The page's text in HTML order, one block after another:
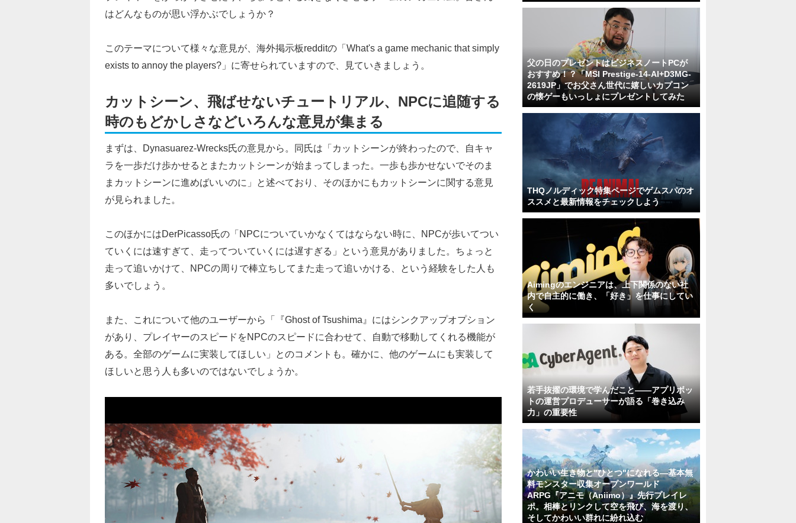
はどんなものが思い浮かぶでしょうか？
このテーマについて様々な意見が、海外掲示板redditの「What's a game mechanic that simply
exists to annoy the players?」に寄せられていますので、見ていきましょう。
カットシーン、飛ばせないチュートリアル、NPCに追随する
時のもどかしさなどいろんな意見が集まる
まずは、Dynasuarez-Wrecks氏の意見から。同氏は「カットシーンが終わったので、自キャ
ラを一歩だけ歩かせるとまたカットシーンが始まってしまった。一歩も歩かせないでそのま
まカットシーンに進めばいいのに」と述べており、そのほかにもカットシーンに関する意見
が見られました。
このほかにはDerPicasso氏の「NPCについていかなくてはならない時に、NPCが歩いてつい
ていくには速すぎて、走ってついていくには遅すぎる」という意見がありました。ちょっと
走って追いかけて、NPCの周りで棒立ちしてまた走って追いかける、という経験をした人も
多いでしょう。
また、これについて他のユーザーから「『Ghost of Tsushima』にはシンクアップオプション
があり、プレイヤーのスピードをNPCのスピードに合わせて、自動で移動してくれる機能が
ある。全部のゲームに実装してほしい」とのコメントも。確かに、他のゲームにも実装して
ほしいと思う人も多いのではないでしょうか。
父の日のプレゼントはビジネスノートPCが
おすすめ！？「MSI Prestige-14-AI+D3MG-
2619JP」でお父さん世代に嬉しいカプコン
の懐ゲーもいっしょにプレゼントしてみた
THQノルディック特集ページでゲムスパのオ
ススメと最新情報をチェックしよう
Aimingのエンジニアは、上下関係のない社
内で自主的に働き、「好き」を仕事にしてい
く
若手抜擢の環境で学んだこと――アプリボッ
トの運営プロデューサーが語る「巻き込み
力」の重要性
かわいい生き物と"ひとつ"になれる―基本無
料モンスター収集オープンワールド
ARPG『アニモ（Aniimo）』先行プレイレ
ポ。相棒とリンクして空を飛び、海を渡り、
そしてかわいい群れに紛れ込む